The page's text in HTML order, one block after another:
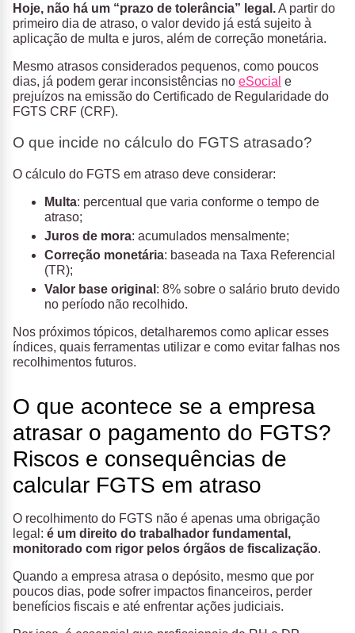
Hoje, não há um “prazo de tolerância” legal.A partir do
primeiro dia de atraso, o valor devido já está sujeito à
aplicação de multa e juros, além de correção monetária.
Mesmo atrasos considerados pequenos, como poucos
dias, já podem gerar inconsistências no eSocial e
prejuízos na emissão do Certificado de Regularidade do
FGTS CRF (CRF).
O que incide no cálculo do FGTS atrasado?
O cálculo do FGTS em atraso deve considerar:
Multa: percentual que varia conforme o tempo de
atraso;
Juros de mora: acumulados mensalmente;
Correção monetária: baseada na Taxa Referencial
(TR);
Valor base original : 8% sobre o salário bruto devido
no período não recolhido.
Nos próximos tópicos, detalharemos como aplicar esses
índices, quais ferramentas utilizar e como evitar falhas nos
recolhimentos futuros.
O que acontece se a empresa
atrasar o pagamento do FGTS?
Riscos e consequências de
calcular FGTS em atraso
O recolhimento do FGTS não é apenas uma obrigação
legal: é um direito do trabalhador fundamental,
monitorado com rigor pelos órgãos de fiscalização.
Quando a empresa atrasa o depósito, mesmo que por
poucos dias, pode sofrer impactos financeiros, perder
benefícios fiscais e até enfrentar ações judiciais.